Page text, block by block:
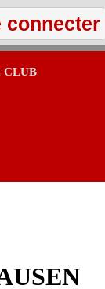
connecter
CLUB